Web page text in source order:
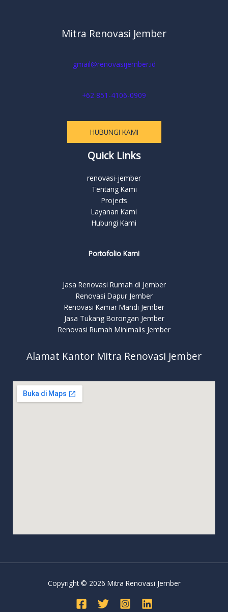
Mitra Renovasi Jember
gmail@renovasijember.id
+62 851-4106-0909
HUBUNGI KAMI
Quick Links
renovasi-jember
Tentang Kami
Projects
Layanan Kami
Hubungi Kami
Portofolio Kami
Jasa Renovasi Rumah di Jember
Renovasi Dapur Jember
Renovasi Kamar Mandi Jember
Jasa Tukang Borongan Jember
Renovasi Rumah Minimalis Jember
Alamat Kantor Mitra Renovasi Jember
Copyright © 2026 Mitra Renovasi Jember